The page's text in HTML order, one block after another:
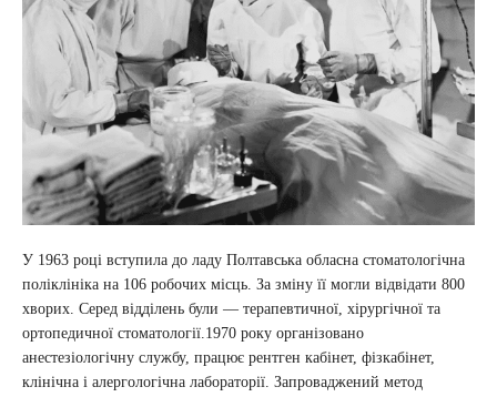
У 1963 році вступила до ладу Полтавська обласна стоматологічна
поліклініка на 106 робочих місць. За зміну її могли відвідати 800
хворих. Серед відділень були — терапевтичної, хірургічної та
ортопедичної стоматології.1970 року організовано
анестезіологічну службу, працює рентген кабінет, фізкабінет,
клінічна і алергологічна лабораторії. Запроваджений метод